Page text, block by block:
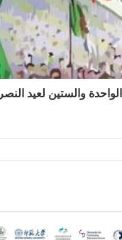
والستين لعيد النصر